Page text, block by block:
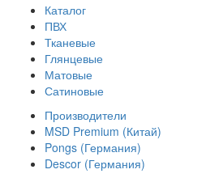
Каталог
ПВХ
Тканевые
Глянцевые
Матовые
Сатиновые
Производители
MSD Premium (Китай)
Pongs (Германия)
Descor (Германия)